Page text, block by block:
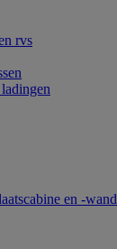
rvs
en -wand